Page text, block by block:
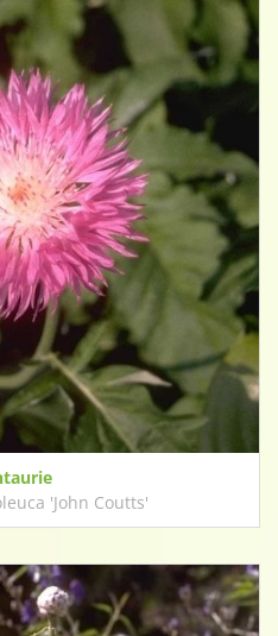
'John Coutts'